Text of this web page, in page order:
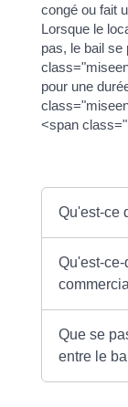
congé ou fait
Lorsque le
pas, le bail se
pour une
<span
Qu'est-ce
Qu'est-
Que se
entre le